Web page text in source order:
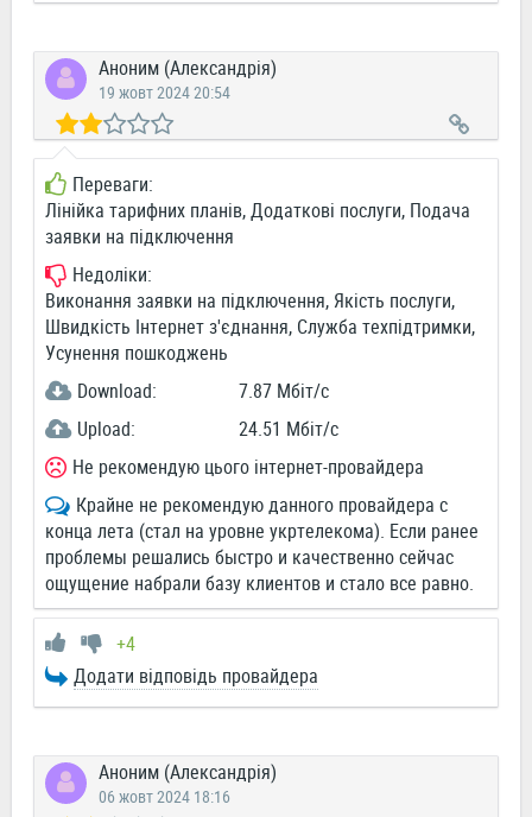
Аноним (Александрія)
19 жовт 2024 20:54
Переваги:
Лінійка тарифних планів, Додаткові послуги, Подача
заявки на підключення
Недоліки:
Виконання заявки на підключення, Якість послуги,
Швидкість Інтернет з'єднання, Служба техпідтримки,
Усунення пошкоджень
Download:
7.87 Мбіт/c
Upload:
24.51 Мбіт/c
Не рекомендую цього інтернет-провайдера
Крайне не рекомендую данного провайдера с
конца лета (стал на уровне укртелекома). Если ранее
проблемы решались быстро и качественно сейчас
ощущение набрали базу клиентов и стало все равно.
+4
Додати відповідь провайдера
Аноним (Александрія)
06 жовт 2024 18:16